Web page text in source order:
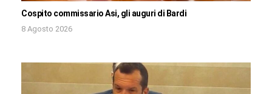
Cospito commissario Asi, gli auguri di Bardi
8 Agosto 2026